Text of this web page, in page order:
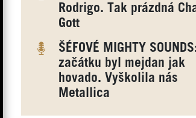
Rodrigo. Tak prázdná
Gott
ŠÉFOVÉ MIGHTY
začátku byl mejdan jak
hovado. Vyškolila nás
Metallica